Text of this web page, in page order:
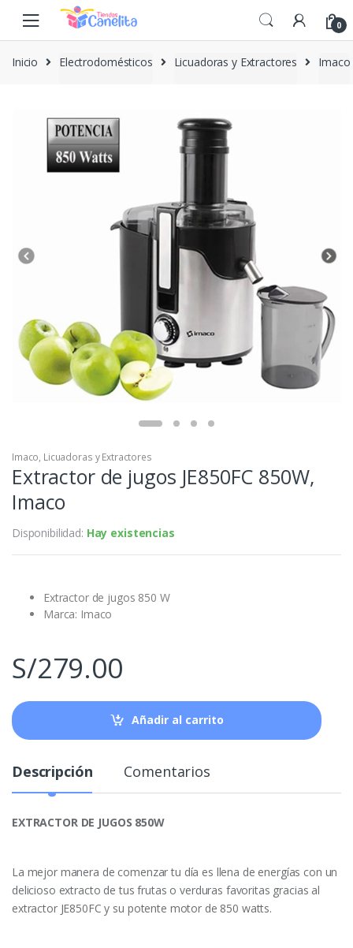
Skip to navigation
Skip to content
0
Inicio Electrodomésticos Licuadoras y Extractores Imaco
Imaco, Licuadoras y Extractores
Extractor de jugos JE850FC 850W,
Imaco
Disponibilidad: Hay existencias
Extractor de jugos 850 W
Marca: Imaco
S/279.00
Añadir al carrito
Descripción Comentarios
EXTRACTOR DE JUGOS 850W
La mejor manera de comenzar tu día es llena de energías con un
delicioso extracto de tus frutas o verduras favoritas gracias al
extractor JE850FC y su potente motor de 850 watts.